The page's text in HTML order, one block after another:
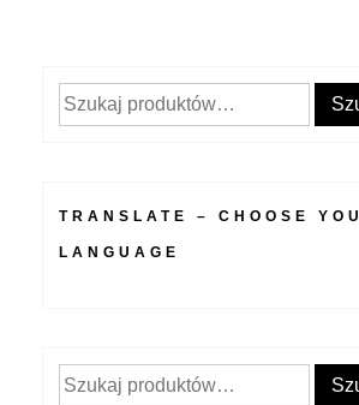
Szukaj:
TRANSLATE – CHOOSE
LANGUAGE
Szukaj: